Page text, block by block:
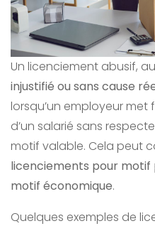
Un licenciement abusif,
injustifié ou sans cause
lorsqu’un employeur
d’un salarié sans
motif valable. Cela peut
licenciements pour motif
motif économique.
Quelques exemples de